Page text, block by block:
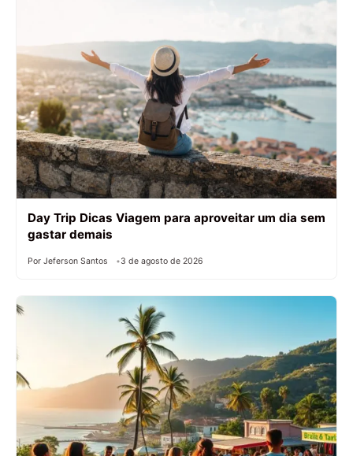
Day Trip Dicas Viagem para aproveitar um dia sem
gastar demais
Por Jeferson Santos 3 de agosto de 2026